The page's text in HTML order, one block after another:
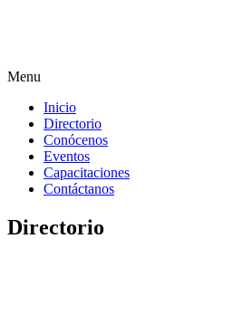
Menu
Inicio
Directorio
Conócenos
Eventos
Capacitaciones
Contáctanos
Directorio